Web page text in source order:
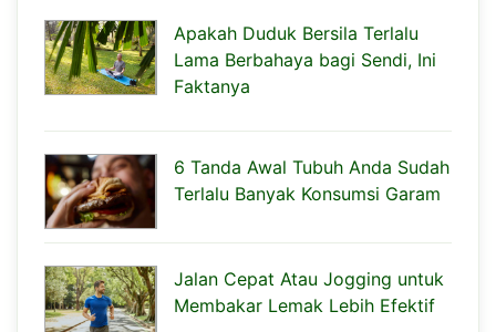
Apakah Duduk Bersila Terlalu
Lama Berbahaya bagi Sendi, Ini
Faktanya
6 Tanda Awal Tubuh Anda Sudah
Terlalu Banyak Konsumsi Garam
Jalan Cepat Atau Jogging untuk
Membakar Lemak Lebih Efektif